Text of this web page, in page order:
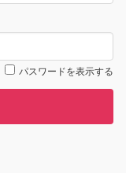
パスワードを表示する